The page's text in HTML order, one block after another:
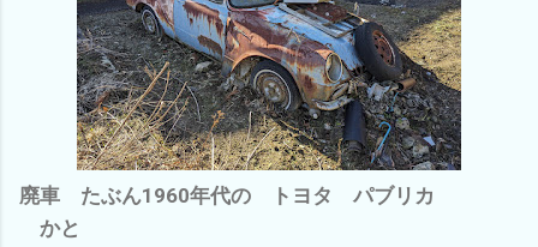
廃車 たぶん1960年代の トヨタ パブリカ
かと